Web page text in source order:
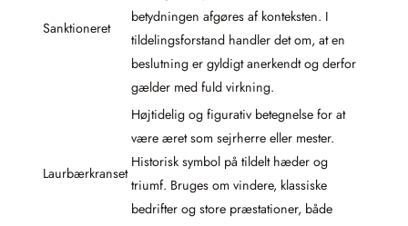
Sanktioneret
betydningen afgøres af konteksten. I
tildelingsforstand handler det om, at en
beslutning er gyldigt anerkendt og derfor
gælder med fuld virkning.
Laurbærkranset
Højtidelig og figurativ betegnelse for at
være æret som sejrherre eller mester.
Historisk symbol på tildelt hæder og
triumf. Bruges om vindere, klassiske
bedrifter og store præstationer, både